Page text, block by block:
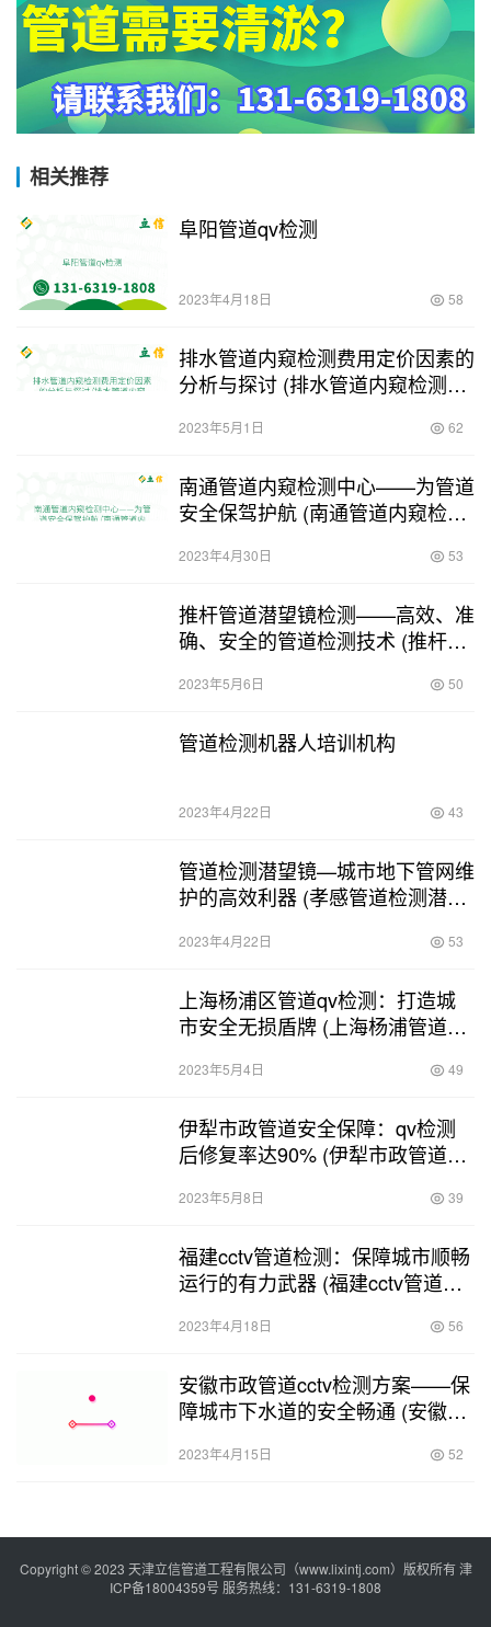
相关推荐
阜阳管道qv检测
2023年4月18日 58
排水管道内窥检测费用定价因素的
分析与探讨 (排水管道内窥检测费
2023年5月1日 62
南通管道内窥检测中心——为管道
安全保驾护航 (南通管道内窥检测
2023年4月30日 53
推杆管道潜望镜检测——高效、准
确、安全的管道检测技术 (推杆管
2023年5月6日 50
管道检测机器人培训机构
2023年4月22日 43
管道检测潜望镜—城市地下管网维
护的高效利器 (孝感管道检测潜望
2023年4月22日 53
上海杨浦区管道qv检测：打造城
市安全无损盾牌 (上海杨浦管道qv
2023年5月4日 49
伊犁市政管道安全保障：qv检测
后修复率达90% (伊犁市政管道qv
2023年5月8日 39
福建cctv管道检测：保障城市顺畅
运行的有力武器 (福建cctv管道检
2023年4月18日 56
安徽市政管道cctv检测方案——保
障城市下水道的安全畅通 (安徽市
2023年4月15日 52
Copyright © 2023 天津立信管道工程有限公司（www.lixintj.com）版权所有津
ICP备18004359号 服务热线：131-6319-1808